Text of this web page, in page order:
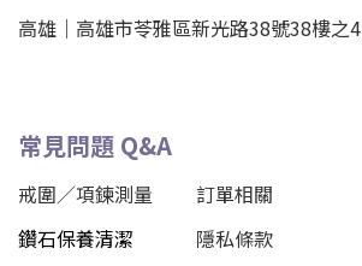
高雄｜ 高雄市苓雅區新光路38號38樓之4
常見問題 Q&A
戒圍／項鍊測量
訂單相關
鑽石保養清潔
隱私條款